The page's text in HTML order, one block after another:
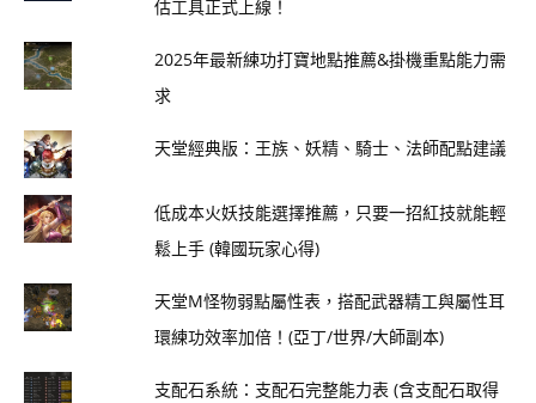
估工具正式上線！
2025年最新練功打寶地點推薦&掛機重點能力需
求
天堂經典版：王族、妖精、騎士、法師配點建議
低成本火妖技能選擇推薦，只要一招紅技就能輕
鬆上手 (韓國玩家心得)
天堂M怪物弱點屬性表，搭配武器精工與屬性耳
環練功效率加倍！(亞丁/世界/大師副本)
支配石系統：支配石完整能力表 (含支配石取得